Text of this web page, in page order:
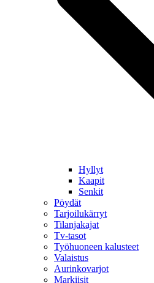
Hyllyt
Kaapit
Senkit
Pöydät
Tarjoilukärryt
Tilanjakajat
Tv-tasot
Työhuoneen kalusteet
Valaistus
Aurinkovarjot
Markiisit